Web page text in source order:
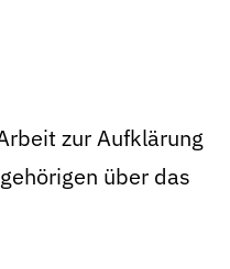
zur Aufklärung
über das